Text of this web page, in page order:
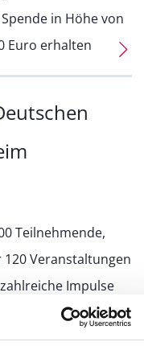
in Höhe von
Euro erhalten
Teilnehmende,
120 Veranstaltungen
Impulse
Älterwerden in der